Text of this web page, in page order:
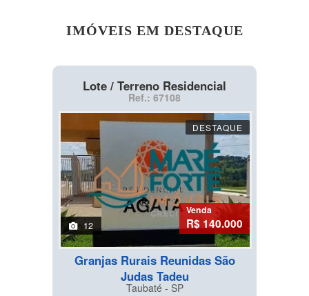
IMÓVEIS EM DESTAQUE
Lote / Terreno Residencial
Ref.: 67108
DESTAQUE
12
Venda
R$ 140.000
Granjas Rurais Reunidas São
Judas Tadeu
Taubaté - SP